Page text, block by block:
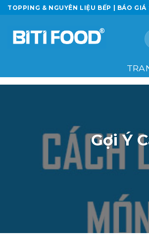
Chuyển
đến
dung
TOPPING & NGUYÊN LIỆU BẾP | BÁO
Gợi Ý